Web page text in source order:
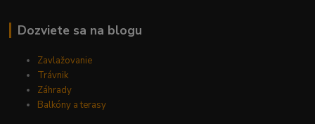
Dozviete sa na blogu
Zavlažovanie
Trávnik
Záhrady
Balkóny a terasy